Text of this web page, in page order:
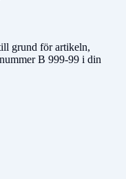
grund för artikeln,
B 999-99 i din